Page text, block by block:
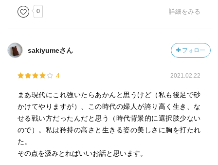
0 詳細をみる
sakiyumeさん フォロー
4 2021.02.22
まあ現代にこれ強いたらあかんと思うけど（私も後足で砂
かけてやりますが）、この時代の婦人が誇り高く生き、な
せる戦い方だったんだと思う（時代背景的に選択肢少ない
ので）。私は矜持の高さと生きる姿の美しさに胸を打たれ
た。
その点を汲みとればいいお話と思います。